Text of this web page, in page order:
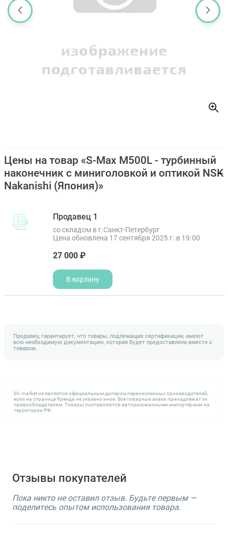
Цены на товар «S-Max M500L - турбинный
наконечник с миниголовкой и оптикой NSK
Nakanishi (Япония)»
Продавец 1
со складом в г.Санкт-Петербург
Цена обновлена 17 сентября 2025 г. в 19:00
27 000 ₽
В корзину
Продавец гарантирует, что товары, подлежащие сертификации, имеют
всю необходимую документацию, которая будет предоставлена вместе с
товаром.
bh.market не является официальным дилером перечисленных производителей,
если на странице бренда не указано иное. Все товарные знаки принадлежат их
правообладателям. Товары поставляются авторизованными импортёрами на
территории РФ.
Отзывы покупателей
Пока никто не оставил отзыв. Будьте первым —
поделитесь опытом использования товара.